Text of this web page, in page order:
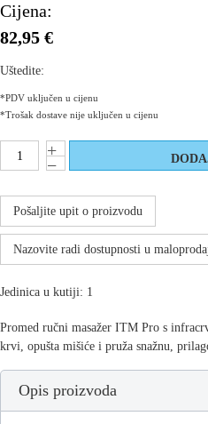
Cijena:
82,95 €
Uštedite:
*PDV uključen u cijenu
*Trošak dostave nije uključen u cijenu
Pošaljite upit o proizvodu
Nazovite radi dostupnosti u
Jedinica u kutiji: 1
Promed ručni masažer ITM Pro s
krvi, opušta mišiće i pruža snažnu,
Opis proizvoda